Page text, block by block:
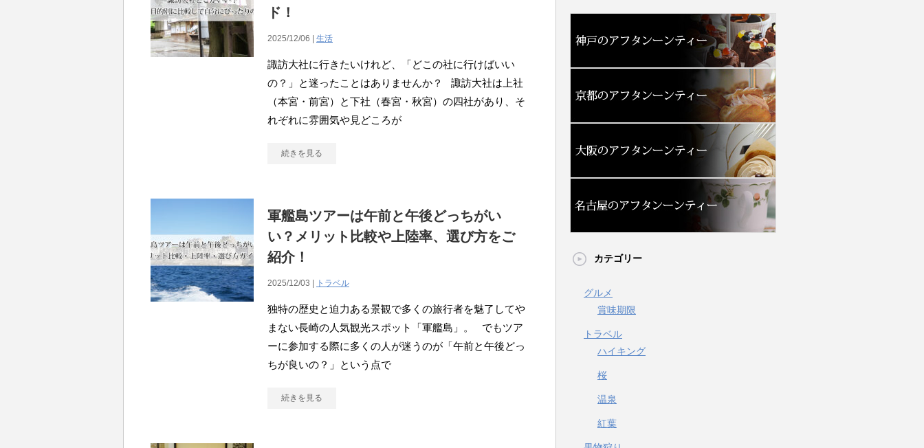
ド！
2025/12/06 | 生活
諏訪大社に行きたいけれど、「どこの社に行けばいい
の？」と迷ったことはありませんか？ 諏訪大社は上社
（本宮・前宮）と下社（春宮・秋宮）の四社があり、そ
れぞれに雰囲気や見どころが
続きを見る
軍艦島ツアーは午前と午後どっちがい
い？メリット比較や上陸率、選び方をご
紹介！
2025/12/03 | トラベル
独特の歴史と迫力ある景観で多くの旅行者を魅了してや
まない長崎の人気観光スポット「軍艦島」。 でもツア
ーに参加する際に多くの人が迷うのが「午前と午後どっ
ちが良いの？」という点で
続きを見る
カテゴリー
グルメ
賞味期限
トラベル
ハイキング
桜
温泉
紅葉